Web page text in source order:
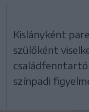
Kislányként
szülőként
színpadi